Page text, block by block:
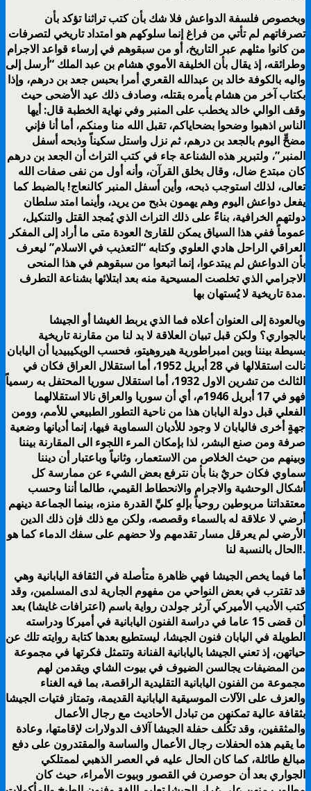
وبخصوص فلسفة الدواعش فلا شك بأن كتب تراثنا تؤكد بأن
تصرفاتهم لم تأتي من فراغ إنما سلوكهم هو امتداد تاريخي لتصرفات
من كانوا مثلهم عبر التاريخ، أو من سبقوهم في إرساء قواعد الاجرام
وطرائقه، إذ يقال بأن الخليفة الأموي هشام بن عبد الملك “أرسل إلى
واليه بالكوفة خالد بن عبدالله القعري أمرا بحبس جعد بن درهم، وإذا
بكتاب آخر من هشام يأمره بقتله، وصادف ذلك عيد الأضحى حيث
وقف الوالي خالد يخطب على المنبر وفي نهاية الخطبة قال: أيها
الناس اذهبوا وضحوا بضحاياكم، تقبل الله منا ومنكم، أما أنا فإني
مضحٍّ اليوم بالجعد بن درهم، ثم نزل واستل سكيناً وذبحه أسفل
المنبر”، ولتبرير هذه الشناعة جاء في كتب التراث أن الجعد بن درهم
كان مبتدع ضال، وقال بخلق القرآن، وأنه أول من نفى صفات الله
تعالى، لذلك استوجب ذبحه، وأين أسفل المنبر كالنعاج! بالضبط كما
يفعل دواعش اليوم وهم يهمون بذبح من يريد، وأينما امتد سلطان
دولتهم الخرافية، بناءً على ذلك التراث الذي يُمجد القتل والتنكيل،
عموماً ففي هذا السياق يمكن للقارئ العودة متى ما أراد إلى المفكر
العراقي الراحل هادي العلوي وكتابه “التعذيب في الاسلام” ليعرف
بأن الدواعش لم يبتدعوا، إنما اتبعوا من سبقوهم في هذا المنحى
الاجرامي الذي تخلصت المسيحية منه بعد ابتلائها بشناعة التطرف
مدة تاريخية لا يُستهان بها.
وبالعودة إلى العنوان أعلاه فما الذي يربط الغيشا أو الجيشا
بالجواري؟ ولكن قبل تبيان العلاقة لا بد لنا من مقارنة تاريخية
بسيطة بيننا وبين امبراطورية هيروهيتو، فحسب الويكيبيديا أن اليابان
نالت استقلالها في 28 أبريل 1952، أما استقلال العراق فكان في
الثالث من تشرين الاول 1932، أما استقلال سوريا المحتفل به رسمياً
فهو في 17 أبريل 1946م، أي أن سوريا والعراق نالا استقلالهما
الفعلي قبل دولة اليابان هذا من ناحية التطور الطبيعي للأمم، وومن
جهةٍ أخرى فاليابان لا وجود للأديان السماوية فيها، إنما أديانها وضعية
صرفة ومن صنع البشر، لذا بإمكان المرء اللجوء الى المقارنة بيننا
وبينهم من حيث الخلاص من الاستعمار، وثانياً وباعتبار أن ديننا
سماوي فكان حريٌ بنا بأن نترفع بعض الشيء عن ممارسة كل
أشكال الوحشية والاجرام والانحطاط القيمي، طالما أننا وحسب
معتقداتنا مربوطين روحياً بإلهٍ كليِّ القدرة منزه، بينما الجماعة دينهم
أرضي لا علاقة له بالسماء وقصصه، ولكن مع ذلك فإن ذلك الدين
الأرضي لم يعرقل مسار تقدمهم ولا حضهم على سفك الدماء كما هو
الحال بالنسبة لنا!.
أما فيما يخص الجيشا فهي ظاهرة متأصلة في الثقافة اليابانية وهي
قد تقترب في بعض النواحي من مفهوم الجارية لدى المسلمين، وقد
كتب الأديب الأميركي آرثر جولدن رواية باسم (اعترافات غايشا) بعد
أن قضى 15 عاما في دراسة الفنون اليابانية في أميركا ودراسته
الطويلة في اليابان فنون الجيشا، ليستطيع بعدها كتابة روايته تلك عن
حياتهن، إذ تعني الجيشا باليابانية الفنانة وتتمثل فكرتها في مجموعة
من المضيفات يجالسن الضيوف في بيوت الشاي ويقدمن لهم
مجموعة من الفنون اليابانية التقليدية الراقصة، بما فيه الغناء
والعزف على الآلات الموسيقية اليابانية القديمة، وتمتاز فتيات الجيشا
بثقافة عالية تمكنهن من تبادل الأحاديث مع رجال الأعمال
والمثقفين، وقد تكُلف حفلة الجيشا آلاف الدولارات لإقامتها، وعادة
ما يقيم هذه الحفلات رجال الأعمال والساسة والمقتدرون على دفع
مبالغ طائلة، كما كان الحال عليه في العصر الذهبي لممتلكي
الجواري بعد أن حوصرن في القصور وبيوت الأمراء، حيث كان